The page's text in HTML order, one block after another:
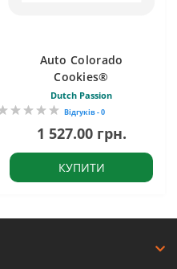
Auto Colorado
Cookies®
Dutch Passion
Відгуків - 0
1 527.00 грн.
КУПИТИ